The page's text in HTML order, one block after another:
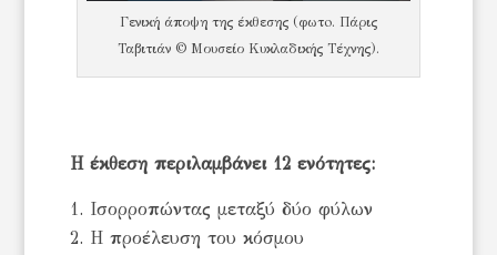
Γενική άποψη της έκθεσης (φωτo. Πάρις
Ταβιτιάν © Μουσείο Κυκλαδικής Τέχνης).
Η έκθεση περιλαμβάνει 12 ενότητες:
Ισορροπώντας μεταξύ δύο φύλων
2. Η προέλευση του κόσμου